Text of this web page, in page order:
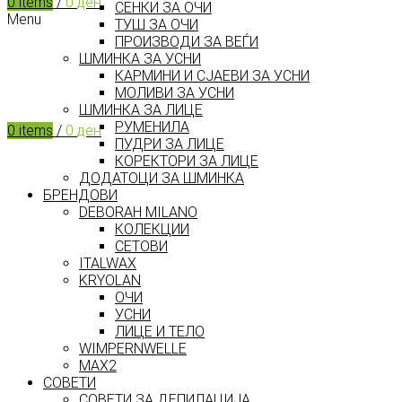
Menu
0 items / 0 ден
СЕНКИ ЗА ОЧИ
ТУШ ЗА ОЧИ
ПРОИЗВОДИ ЗА ВЕЃИ
ШМИНКА ЗА УСНИ
КАРМИНИ И СЈАЕВИ ЗА УСНИ
МОЛИВИ ЗА УСНИ
ШМИНКА ЗА ЛИЦЕ
РУМЕНИЛА
ПУДРИ ЗА ЛИЦЕ
КОРЕКТОРИ ЗА ЛИЦЕ
ДОДАТОЦИ ЗА ШМИНКА
БРЕНДОВИ
DEBORAH MILANO
КОЛЕКЦИИ
СЕТОВИ
ITALWAX
KRYOLAN
ОЧИ
УСНИ
ЛИЦЕ И ТЕЛО
WIMPERNWELLE
MAX2
СОВЕТИ